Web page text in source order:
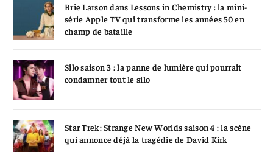
Brie Larson dans Lessons in Chemistry : la mini-
série Apple TV qui transforme les années 50 en
champ de bataille
Silo saison 3 : la panne de lumière qui pourrait
condamner tout le silo
Star Trek: Strange New Worlds saison 4 : la scène
qui annonce déjà la tragédie de David Kirk